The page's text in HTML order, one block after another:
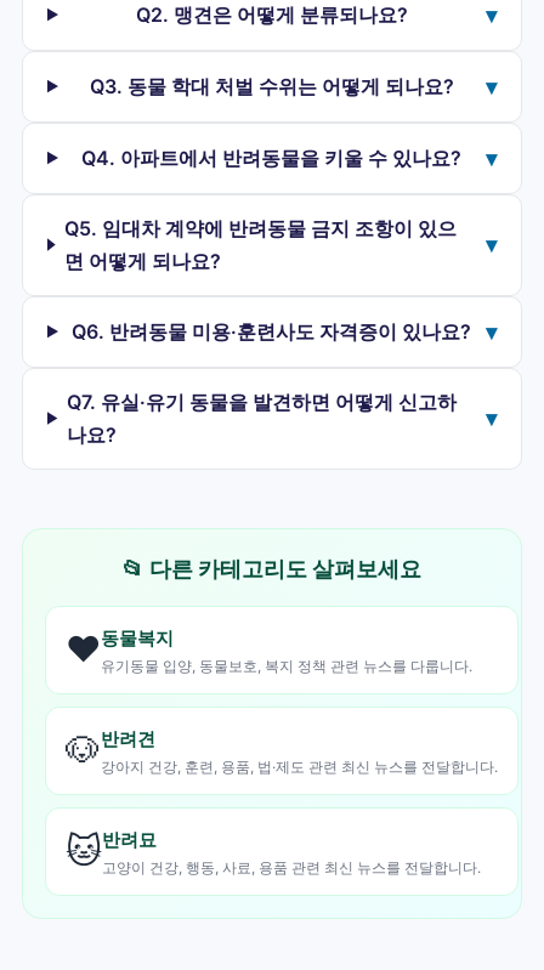
Q2. 맹견은 어떻게 분류되나요? ▾
Q3. 동물 학대 처벌 수위는 어떻게 되나요? ▾
Q4. 아파트에서 반려동물을 키울 수 있나요? ▾
Q5. 임대차 계약에 반려동물 금지 조항이 있으
면 어떻게 되나요?
▾
Q6. 반려동물 미용·훈련사도 자격증이 있나요? ▾
Q7. 유실·유기 동물을 발견하면 어떻게 신고하
나요?
▾
📂 다른 카테고리도 살펴보세요
❤️동물복지
유기동물 입양, 동물보호, 복지 정책 관련 뉴스를 다룹니다.
🐶반려견
강아지 건강, 훈련, 용품, 법·제도 관련 최신 뉴스를 전달합니다.
🐱반려묘
고양이 건강, 행동, 사료, 용품 관련 최신 뉴스를 전달합니다.